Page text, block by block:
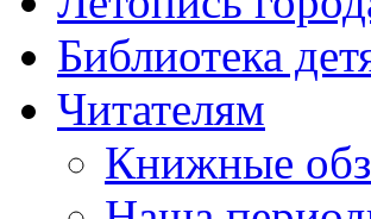
Библиотека
Читателям
Книжные